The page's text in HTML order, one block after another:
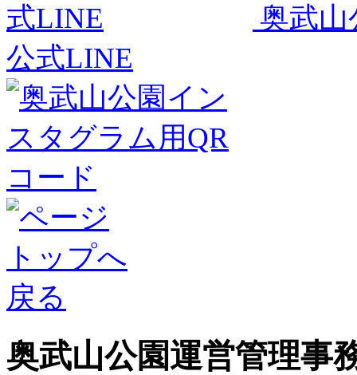
奥武山
公式LINE
奥武山公園運営管理事